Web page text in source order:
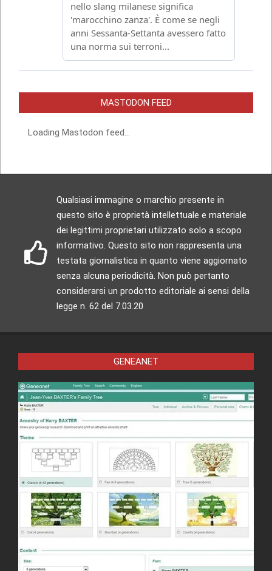
MASTODON FEED
Loading Mastodon feed...
Qualsiasi immagine o marchio presente in
questo sito è proprietà intellettuale e materiale
dei legittimi proprietari utilizzato solo a scopo
informativo. Questo sito non rappresenta una
testata giornalistica in quanto viene aggiornato
senza alcuna periodicità. Non può pertanto
considerarsi un prodotto editoriale ai sensi della
legge n. 62 del 7.03.20
GENEANET